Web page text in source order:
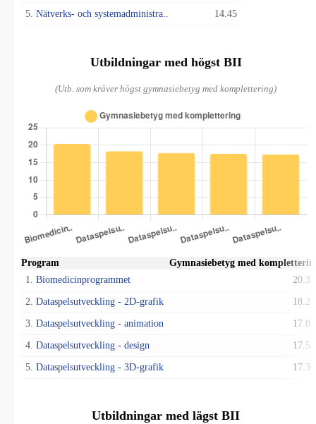
5. Nätverks- och systemadministra.. 14.45
Utbildningar med högst BII
(Utb. som kräver högst gymnasiebetyg med komplettering)
Program
Gymnasiebetyg med
1. Biomedicinprogrammet 20.33
2. Dataspelsutveckling - 2D-grafik 18.27
3. Dataspelsutveckling - animation 17.85
4. Dataspelsutveckling - design 17.52
5. Dataspelsutveckling - 3D-grafik 17.36
Utbildningar med lägst BII